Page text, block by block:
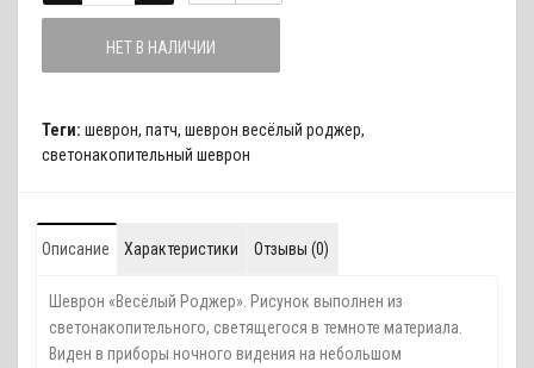
НЕТ В НАЛИЧИИ
Теги: шеврон, патч, шеврон весёлый роджер,
светонакопительный шеврон
Описание Характеристики Отзывы (0)
Шеврон «Весёлый Роджер». Рисунок выполнен из
светонакопительного, светящегося в темноте материала.
Виден в приборы ночного видения на небольшом